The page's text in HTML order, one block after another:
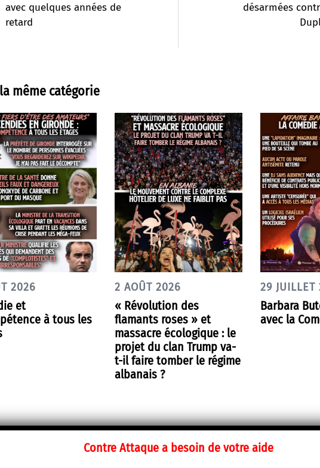
avec quelques années de
retard
désarmées
même catégorie
2026
et
à tous les
2 AOÛT 2026
« Révolution des
flamants roses » et
massacre écologique : le
projet du clan Trump va-
t-il faire tomber le régime
albanais ?
29 JUILLET
Barbara
avec la
Contre Attaque a besoin de votre aide